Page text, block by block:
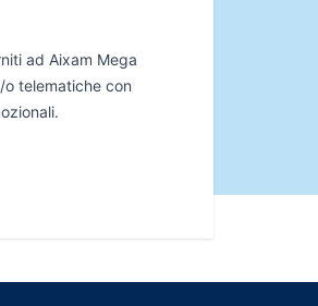
ad Aixam Mega
telematiche con